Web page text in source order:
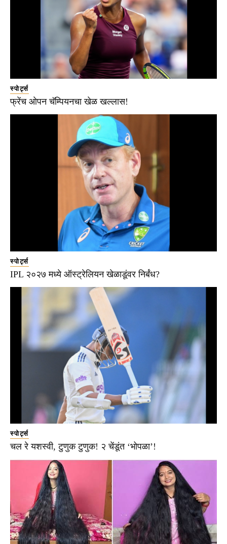
स्पोर्ट्स
फ्रेंच ओपन चॅम्पियनचा खेळ खल्लास!
स्पोर्ट्स
IPL २०२७ मध्ये ऑस्ट्रेलियन खेळाडूंवर निर्बंध?
स्पोर्ट्स
चल रे यशस्वी, टुणुक टुणुक! २ चेंडूंत ‘भोपळा’!